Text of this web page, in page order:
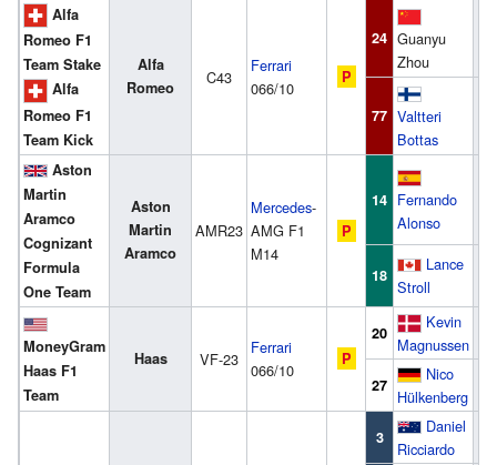
Alfa
Romeo F1
Team Stake
Alfa
Romeo F1
Team Kick
Alfa
Romeo
C43
Ferrari
066/10
P
24 Guanyu
Zhou
77 Valtteri
Bottas
Aston
Martin
Aramco
Cognizant
Formula
One Team
Aston
Martin
Aramco
AMR23
Mercedes-
AMG F1
M14
P
14 Fernando
Alonso
18
Lance
Stroll
MoneyGram
Haas F1
Team
Haas VF-23
Ferrari
066/10
P
20
Kevin
Magnussen
27
Nico
Hülkenberg
3
Daniel
Ricciardo